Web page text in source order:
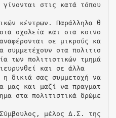
στις κατά τόπου
κέντρων. Παράλληλα θ
σχολεία και στα κοινο
σε μικρούς κα
συμμετέχουν στα πολιτισ
των πολιτιστικών τμημά
και σε άλλα
η δικιά σας συμμετοχή να
μας και μαζί να πραγματ
στα πολιτιστικά δρώμε
μέλος Δ.Σ. της